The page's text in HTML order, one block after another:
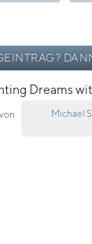
Dreams
von Michael